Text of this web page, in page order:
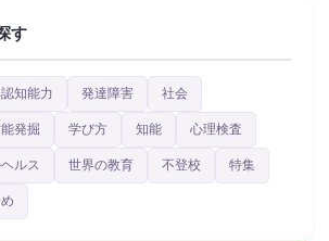
す
知能力 発達障害 社会
発掘 学び方 知能 心理検査
ルス 世界の教育 不登校 特集